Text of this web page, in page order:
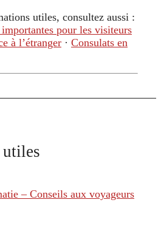
utiles, consultez aussi :
pour les visiteurs
à l’étranger · Consulats en
– Conseils aux voyageurs